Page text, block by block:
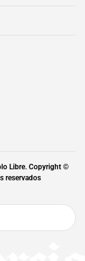
Libre. Copyright ©
reservados